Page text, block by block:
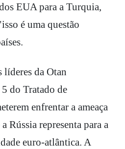
EUA para a Turquia,
é uma questão
líderes da Otan
do Tratado de
enfrentar a ameaça
Rússia representa para a
euro-atlântica. A